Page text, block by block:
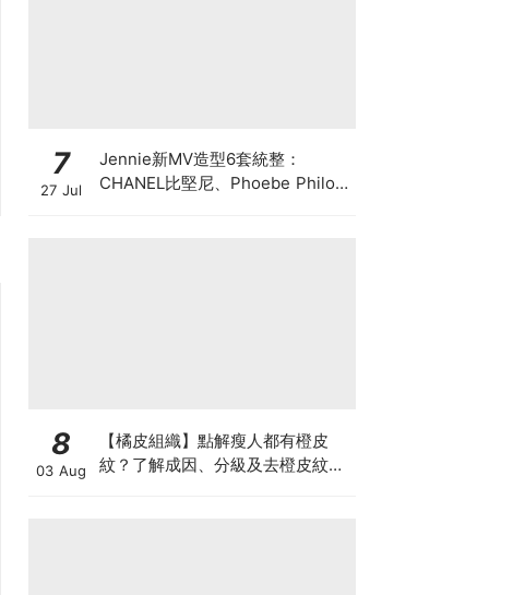
7
27 Jul
Jennie新MV造型6套統整：
CHANEL比堅尼、Phoebe Philo
8
03 Aug
【橘皮組織】點解瘦人都有橙皮
紋？了解成因、分級及去橙皮紋改